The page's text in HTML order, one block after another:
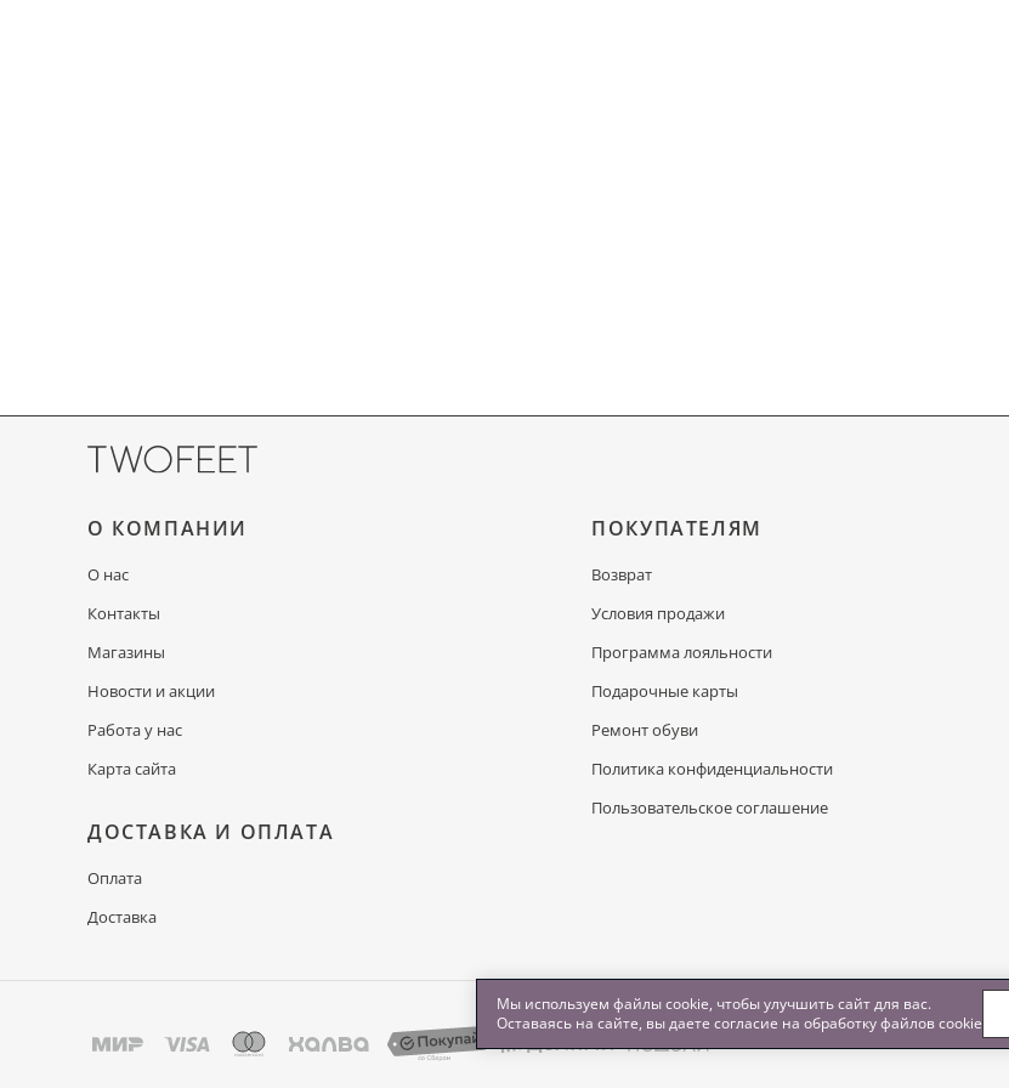
О КОМПАНИИ
О нас
Контакты
Магазины
Новости и акции
Работа у нас
Карта сайта
ДОСТАВКА И ОПЛАТА
Оплата
Доставка
ПОКУПАТЕЛЯМ
Возврат
Условия продажи
Программа лояльности
Подарочные карты
Ремонт обуви
Политика конфиденциальности
Пользовательское соглашение
Мы используем файлы cookie, чтобы улучшить сайт для вас.
Оставаясь на сайте, вы даете согласие на обработкуфайлов cookie